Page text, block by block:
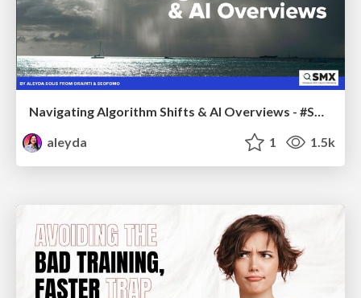
Navigating Algorithm Shifts & AI Overviews - #SMXNext
aleyda
1 1.5k